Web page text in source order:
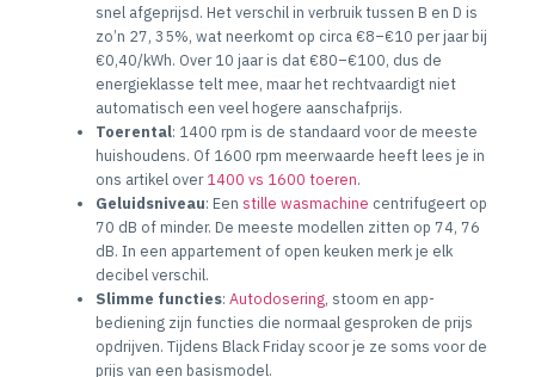
snel afgeprijsd. Het verschil in verbruik tussen B en D is
zo’n 27, 35%, wat neerkomt op circa €8–€10 per jaar bij
€0,40/kWh. Over 10 jaar is dat €80–€100, dus de
energieklasse telt mee, maar het rechtvaardigt niet
automatisch een veel hogere aanschafprijs.
Toerental: 1400 rpm is de standaard voor de meeste
huishoudens. Of 1600 rpm meerwaarde heeft lees je in
ons artikel over1400 vs 1600 toeren.
Geluidsniveau: Een stille wasmachine centrifugeert op
70 dB of minder. De meeste modellen zitten op 74, 76
dB. In een appartement of open keuken merk je elk
decibel verschil.
Slimme functies: Autodosering, stoom en app-
bediening zijn functies die normaal gesproken de prijs
opdrijven. Tijdens Black Friday scoor je ze soms voor de
prijs van een basismodel.